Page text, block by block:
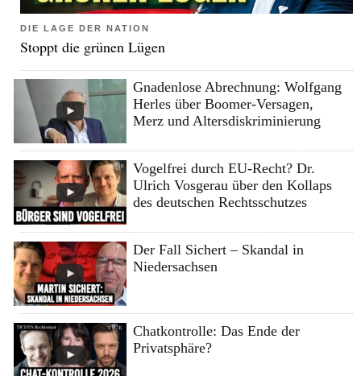
DIE LAGE DER NATION
Stoppt die grünen Lügen
Gnadenlose Abrechnung: Wolfgang
Herles über Boomer-Versagen,
Merz und Altersdiskriminierung
Vogelfrei durch EU-Recht? Dr.
Ulrich Vosgerau über den Kollaps
des deutschen Rechtsschutzes
Der Fall Sichert – Skandal in
Niedersachsen
Chatkontrolle: Das Ende der
Privatsphäre?